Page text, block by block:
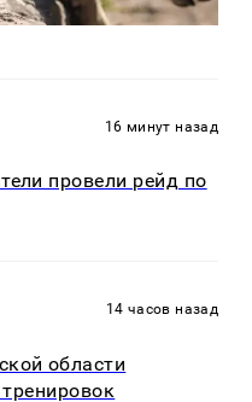
16 минут назад
провели рейд по
14 часов назад
области